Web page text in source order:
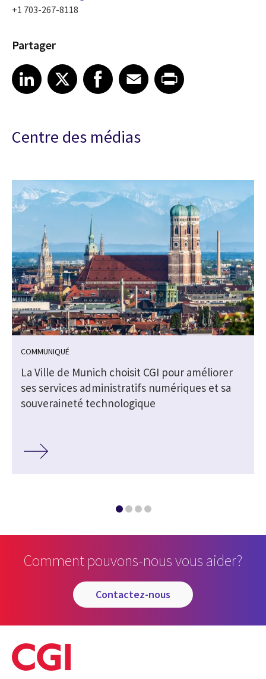
+1 703-267-8118
Partager
Share article on LinkedIn
LinkedIn
Share article on XShare article on Facebook
Facebook
Share article on Email
EmailShare article on Print
Centre des médias
COMMUNIQUÉ
La Ville de Munich choisit CGI pour améliorer
ses services administratifs numériques et sa
souveraineté technologique
Comment pouvons-nous vous aider?
contactez-nous